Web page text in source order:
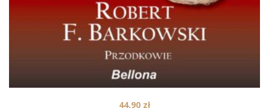
44,90 zł